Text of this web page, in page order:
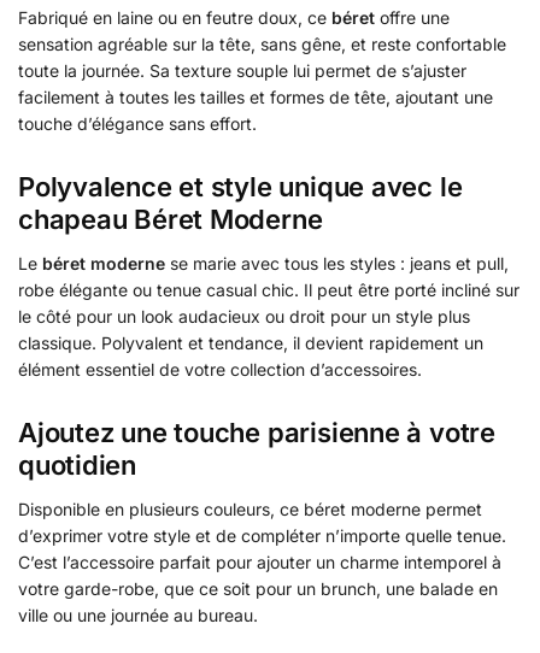
Fabriqué en laine ou en feutre doux, ce béret offre une
sensation agréable sur la tête, sans gêne, et reste confortable
toute la journée. Sa texture souple lui permet de s’ajuster
facilement à toutes les tailles et formes de tête, ajoutant une
touche d’élégance sans effort.
Polyvalence et style unique avec le
chapeau Béret Moderne
Le béret moderne se marie avec tous les styles : jeans et pull,
robe élégante ou tenue casual chic. Il peut être porté incliné sur
le côté pour un look audacieux ou droit pour un style plus
classique. Polyvalent et tendance, il devient rapidement un
élément essentiel de votre collection d’accessoires.
Ajoutez une touche parisienne à votre
quotidien
Disponible en plusieurs couleurs, ce béret moderne permet
d’exprimer votre style et de compléter n’importe quelle tenue.
C’est l’accessoire parfait pour ajouter un charme intemporel à
votre garde-robe, que ce soit pour un brunch, une balade en
ville ou une journée au bureau.